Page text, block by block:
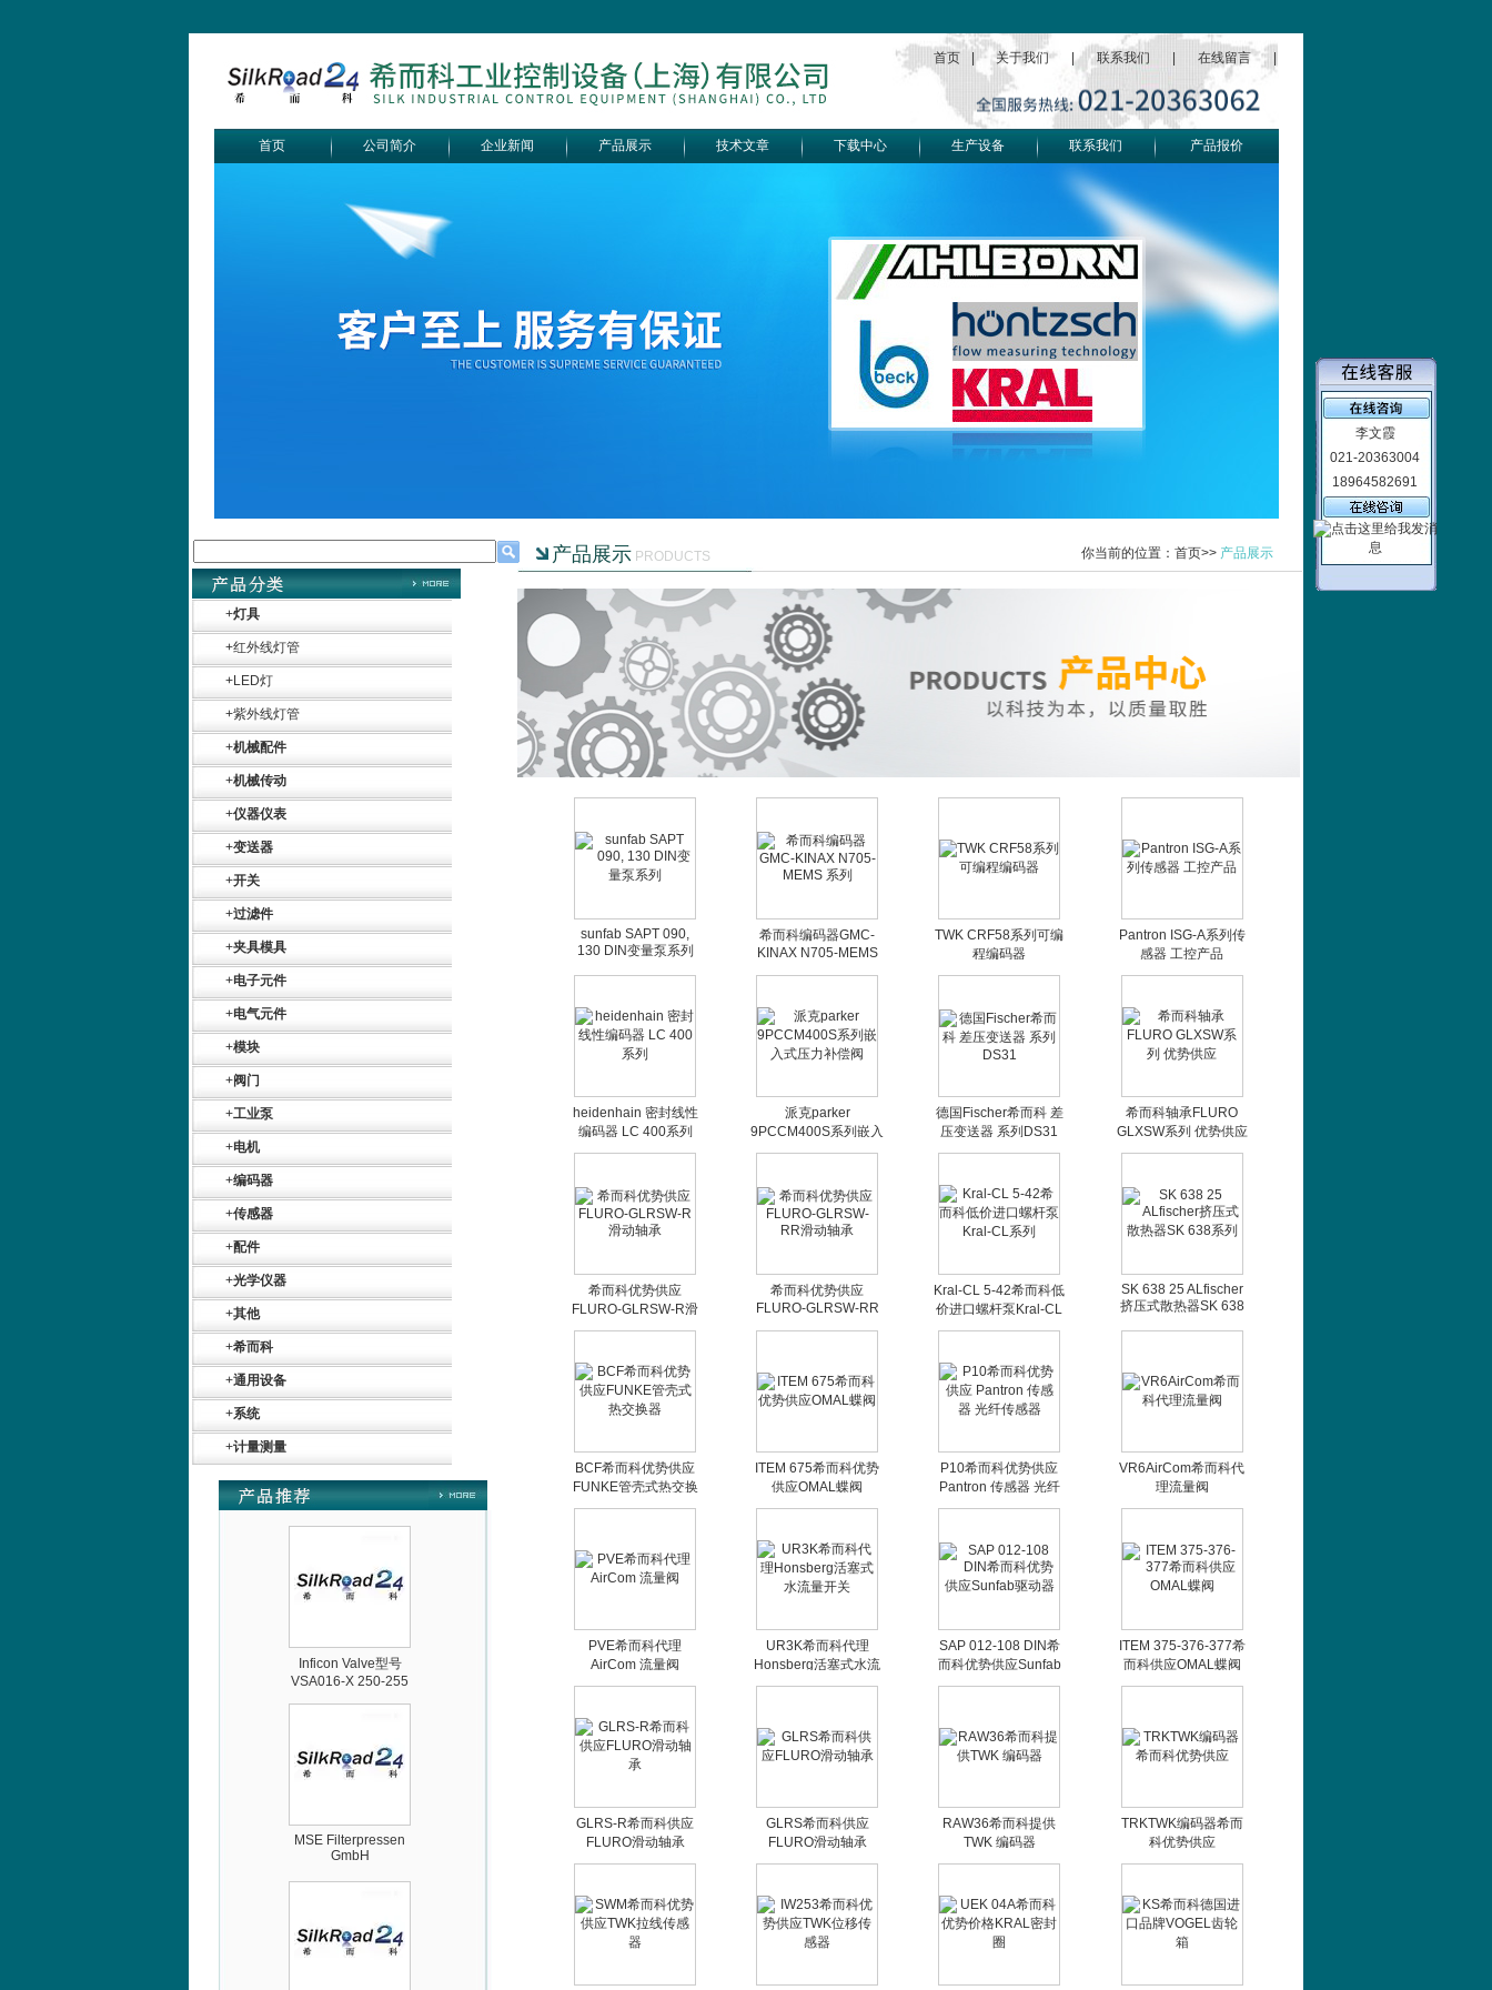
首页 关于我们 联系我们 在线留言
首页 公司简介 企业新闻 产品展示 技术文章 下载中心 生产设备 联系我们 产品报价
+灯具
+红外线灯管
+LED灯
+紫外线灯管
+机械配件
+机械传动
+仪器仪表
+变送器
+开关
+过滤件
+夹具模具
+电子元件
+电气元件
+模块
+阀门
+工业泵
+电机
+编码器
+传感器
+配件
+光学仪器
+其他
+希而科
+通用设备
+系统
+计量测量
Belimo SF24A-
SR+KH-AFB AF24-
MFT
ZIGOR
SIEMENS 6SB2073-
Maschinen-
OptoPrecision
HTO 38 内窥镜
VSA016-X 250-255
GmbH
产品展示 PRODUCTS 你当前的位置：首页>> 产品展示
sunfab SAPT 090,
130 DIN变量泵系列
希而科编码器GMC-
KINAX N705-MEMS
TWK CRF58系列可编
程编码器
Pantron ISG-A系列传
感器 工控产品
heidenhain 密封线性
编码器 LC 400系列
派克parker
9PCCM400S系列嵌入
式压力补偿阀
德国Fischer希而科 差
压变送器 系列DS31
希而科轴承FLURO
GLXSW系列 优势供应
希而科优势供应
FLURO-GLRSW-R滑
动轴承
希而科优势供应
FLURO-GLRSW-RR
Kral-CL 5-42希而科低
价进口螺杆泵Kral-CL
系列
SK 638 25 ALfischer
挤压式散热器SK 638
BCF希而科优势供应
FUNKE管壳式热交换
器
ITEM 675希而科优势
供应OMAL蝶阀
P10希而科优势供应
Pantron 传感器 光纤
传感器
VR6AirCom希而科代
理流量阀
PVE希而科代理
AirCom 流量阀
UR3K希而科代理
Honsberg活塞式水流
量开关
SAP 012-108 DIN希
而科优势供应Sunfab
驱动器
ITEM 375-376-377希
而科供应OMAL蝶阀
GLRS-R希而科供应
FLURO滑动轴承
GLRS希而科供应
FLURO滑动轴承
RAW36希而科提供
TWK 编码器
TRKTWK编码器希而
科优势供应
李文霞
021-20363004
18964582691